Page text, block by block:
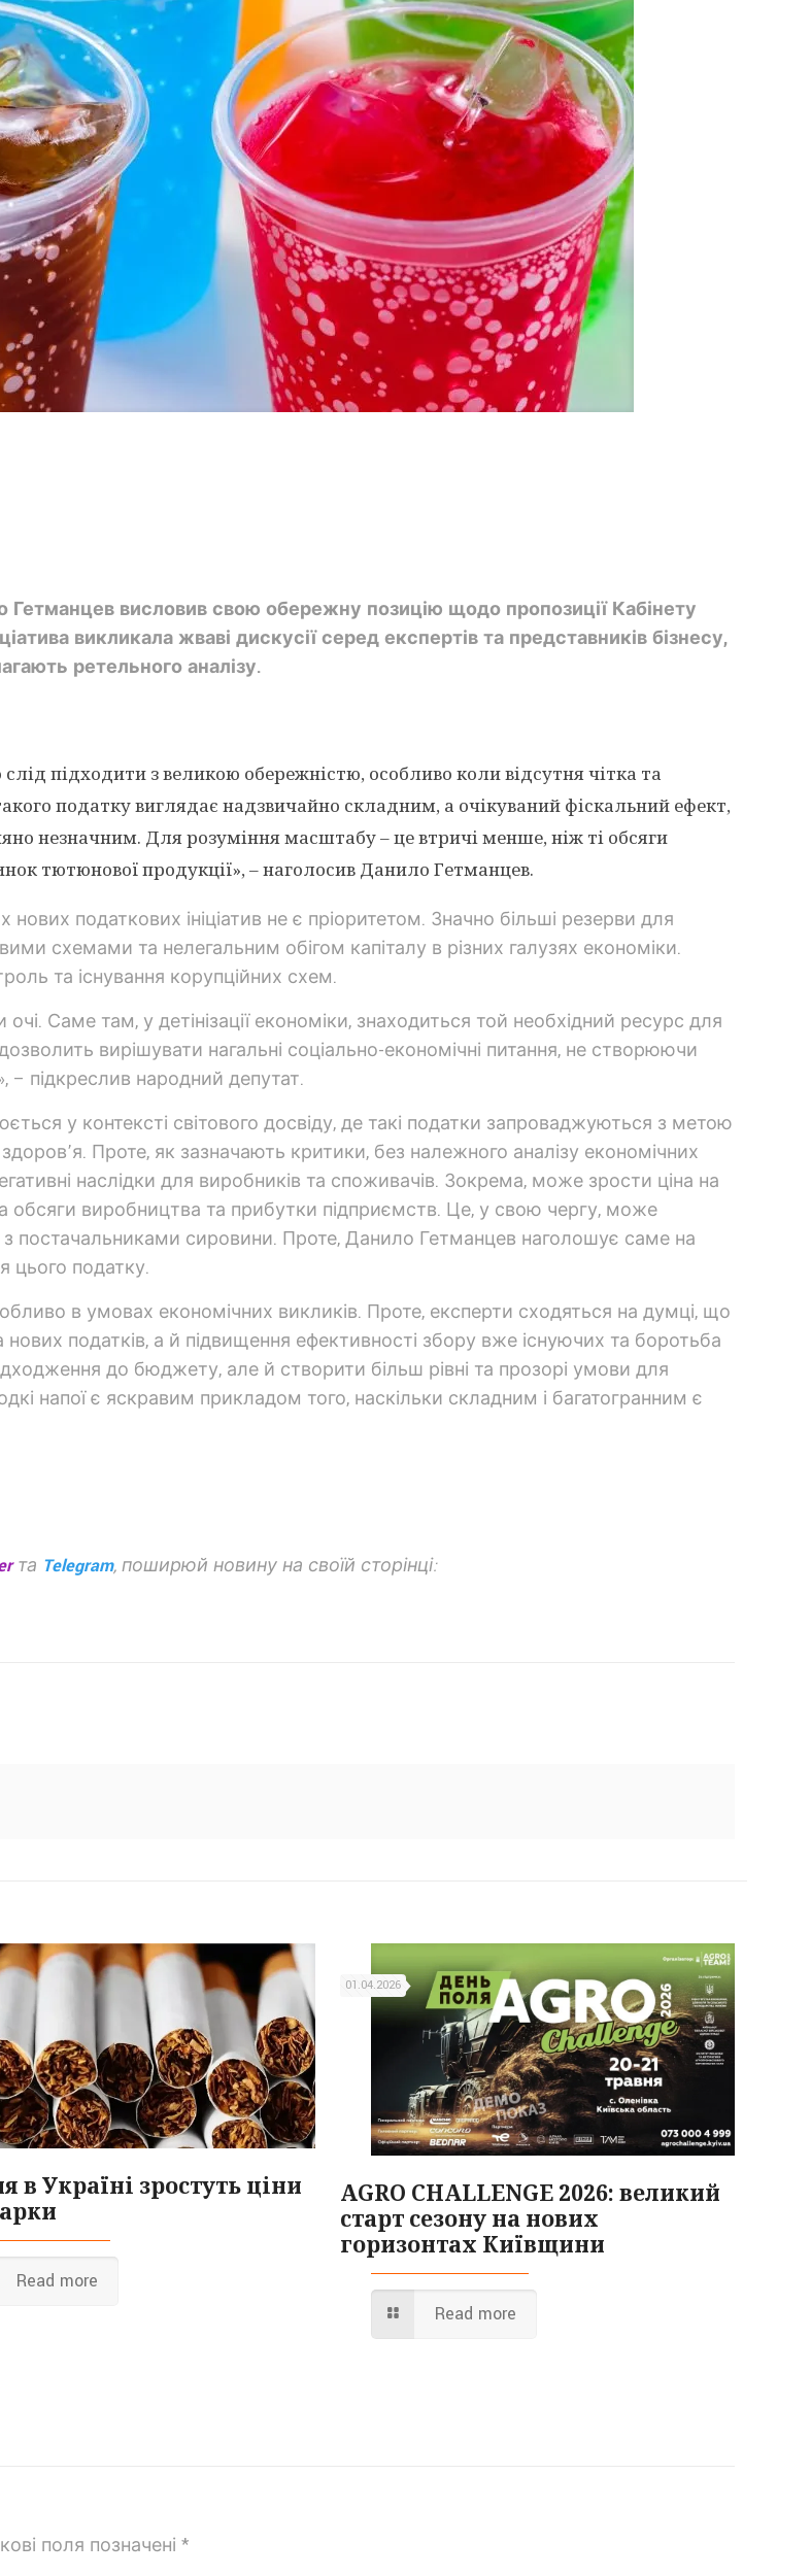
Гетманцев висловив свою обережну позицію щодо пропозиції Кабінету
викликала жваві дискусії серед експертів та представників бізнесу,
ретельного аналізу.
підходити з великою обережністю, особливо коли відсутня чітка та
податку виглядає надзвичайно складним, а очікуваний фіскальний ефект,
незначним. Для розуміння масштабу – це втричі менше, ніж ті обсяги
тютюнової продукції», – наголосив Данило Гетманцев.
податкових ініціатив не є пріоритетом. Значно більші резерви для
схемами та нелегальним обігом капіталу в різних галузях економіки.
та існування корупційних схем.
Саме там, у детінізації економіки, знаходиться той необхідний ресурс для
вирішувати нагальні соціально-економічні питання, не створюючи
– підкреслив народний депутат.
у контексті світового досвіду, де такі податки запроваджуються з метою
Проте, як зазначають критики, без належного аналізу економічних
наслідки для виробників та споживачів. Зокрема, може зрости ціна на
обсяги виробництва та прибутки підприємств. Це, у свою чергу, може
з постачальниками сировини. Проте, Данило Гетманцев наголошує саме на
цього податку.
в умовах економічних викликів. Проте, експерти сходяться на думці, що
податків, а й підвищення ефективності збору вже існуючих та боротьба
до бюджету, але й створити більш рівні та прозорі умови для
напої є яскравим прикладом того, наскільки складним і багатогранним є
та Telegram, поширюй новину на своїй сторінці:
в Україні зростуть ціни
Read more
01.04.2026
AGRO CHALLENGE 2026: великий
старт сезону на нових
горизонтах Київщини
Read more
поля позначені *